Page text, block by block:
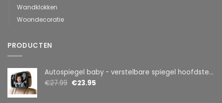
Wandklokken
Woondecoratie
PRODUCTEN
Autospiegel baby - verstelbare spiegel hoofdsteun achterbank - veiligheidsspiegel - baby en kids - 19 x 30cm - 360 graden draaibaar - zwart
€27.99 €23.95